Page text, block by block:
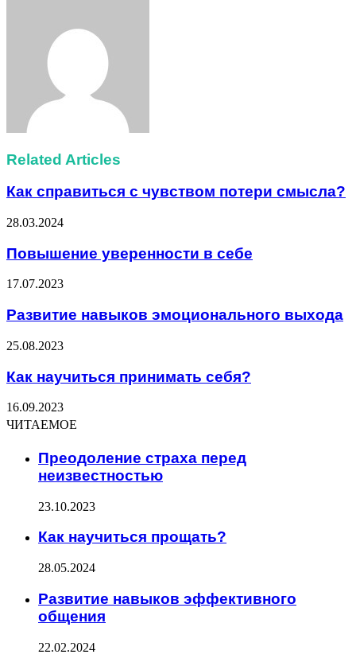
Related Articles
Как справиться с чувством потери смысла?
28.03.2024
Повышение уверенности в себе
17.07.2023
Развитие навыков эмоционального выхода
25.08.2023
Как научиться принимать себя?
16.09.2023
ЧИТАЕМОЕ
Преодоление страха перед
неизвестностью
23.10.2023
Как научиться прощать?
28.05.2024
Развитие навыков эффективного
общения
22.02.2024